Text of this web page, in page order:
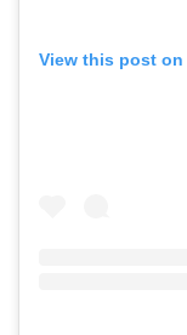
View this post on